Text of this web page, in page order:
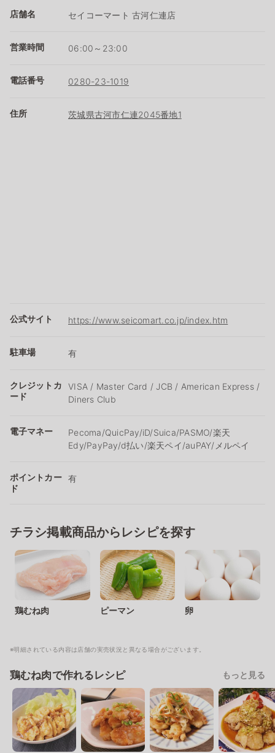
店舗名 セイコーマート 古河仁連店
営業時間 06:00～23:00
電話番号 0280-23-1019
住所 茨城県古河市仁連2045番地1
公式サイト https://www.seicomart.co.jp/index.htm
駐車場 有
クレジットカ
ード
VISA / Master Card / JCB / American Express /
Diners Club
電子マネー
Pecoma/QuicPay/iD/Suica/PASMO/楽天
Edy/PayPay/d払い/楽天ペイ/auPAY/メルペイ
ポイントカー
ド
有
チラシ掲載商品からレシピを探す
鶏むね肉 ピーマン 卵
※明細されている内容は店舗の実売状況と異なる場合がございます。
鶏むね肉で作れるレシピ もっと見る